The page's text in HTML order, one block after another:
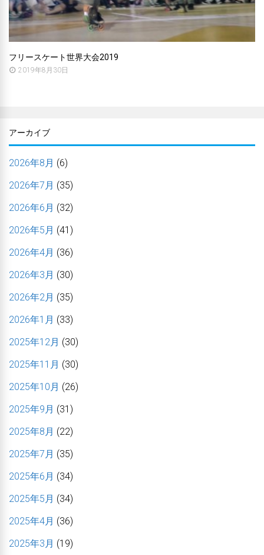
フリースケート世界大会2019
2019年8月30日
アーカイブ
2026年8月 (6)
2026年7月 (35)
2026年6月 (32)
2026年5月 (41)
2026年4月 (36)
2026年3月 (30)
2026年2月 (35)
2026年1月 (33)
2025年12月 (30)
2025年11月 (30)
2025年10月 (26)
2025年9月 (31)
2025年8月 (22)
2025年7月 (35)
2025年6月 (34)
2025年5月 (34)
2025年4月 (36)
2025年3月 (19)